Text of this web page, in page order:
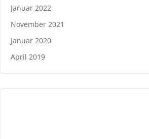
Januar 2022
November 2021
Januar 2020
April 2019